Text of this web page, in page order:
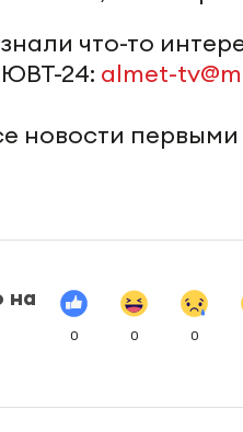
что-то
24: almet-
новости
на
0 0 0